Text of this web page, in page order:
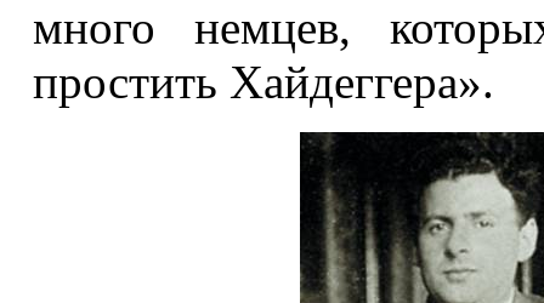
много немцев,
простить Хайдеггера».